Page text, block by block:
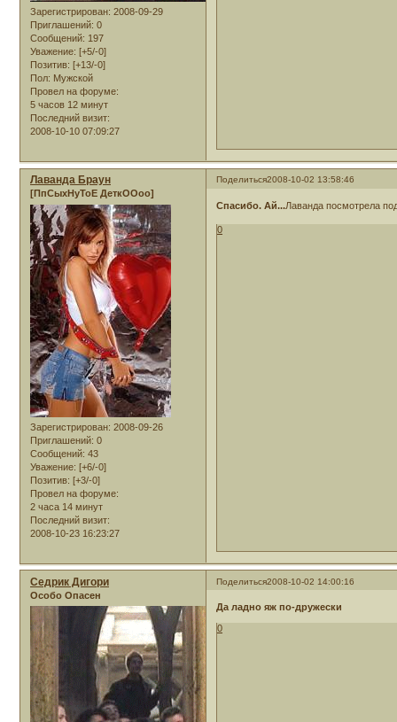
Зарегистрирован: 2008-09-29
Приглашений: 0
Сообщений: 197
Уважение: [+5/-0]
Позитив: [+13/-0]
Пол: Мужской
Провел на форуме:
5 часов 12 минут
Последний визит:
2008-10-10 07:09:27
Поделиться2008-10-02 13:58:46
Лаванда Браун
[ПпСыхНуТоЕ ДеткООоо]
Зарегистрирован: 2008-09-26
Приглашений: 0
Сообщений: 43
Уважение: [+6/-0]
Позитив: [+3/-0]
Провел на форуме:
2 часа 14 минут
Последний визит:
2008-10-23 16:23:27
Спасибо. Ай...Лаванда посмотрела
0
Поделиться2008-10-02 14:00:16
Седрик Дигори
Особо Опасен
Да ладно яж по-дружески
0